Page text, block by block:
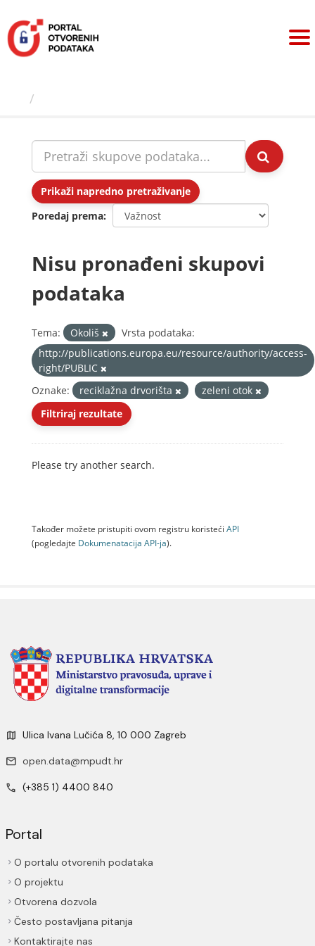
sadržaj
Prikaži napredno pretraživanje
Poredaj prema
Nisu pronađeni skupovi
podataka
Tema: Okoliš
Vrsta podataka:
http://publications.europa.eu/resource/authority/access-
right/PUBLIC
Oznake:
reciklažna drvorišta
zeleni otok
Filtriraj rezultate
Please try another search.
Također možete pristupiti ovom registru koristeći API
(pogledajte Dokumenаtаcijа API-jа).